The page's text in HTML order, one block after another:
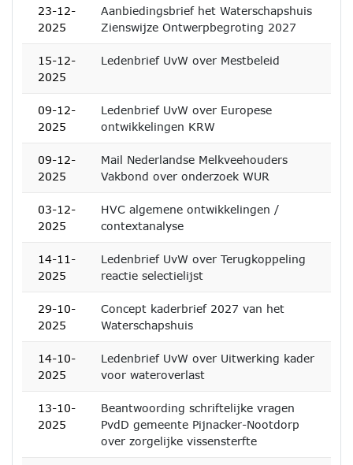
23-12-
2025
Aanbiedingsbrief het Waterschapshuis
Zienswijze Ontwerpbegroting 2027
15-12-
2025
Ledenbrief UvW over Mestbeleid
09-12-
2025
Ledenbrief UvW over Europese
ontwikkelingen KRW
09-12-
2025
Mail Nederlandse Melkveehouders
Vakbond over onderzoek WUR
03-12-
2025
HVC algemene ontwikkelingen /
contextanalyse
14-11-
2025
Ledenbrief UvW over Terugkoppeling
reactie selectielijst
29-10-
2025
Concept kaderbrief 2027 van het
Waterschapshuis
14-10-
2025
Ledenbrief UvW over Uitwerking kader
voor wateroverlast
13-10-
2025
Beantwoording schriftelijke vragen
PvdD gemeente Pijnacker-Nootdorp
over zorgelijke vissensterfte